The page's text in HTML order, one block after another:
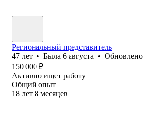
Региональный представитель
47 лет • Была 6 августа • Обновлено
150 000 ₽
Активно ищет работу
Общий опыт
18 лет 8 месяцев